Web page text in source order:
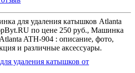
для удаления катышков Atlanta
по цене 250 руб., Машинка
ATH-904 : описание, фото,
и различные аксессуары.
удаления катышков от